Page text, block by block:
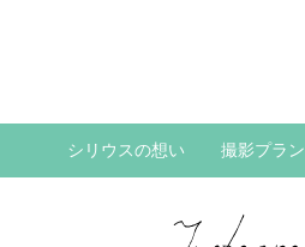
シリウスの想い 撮影プラン